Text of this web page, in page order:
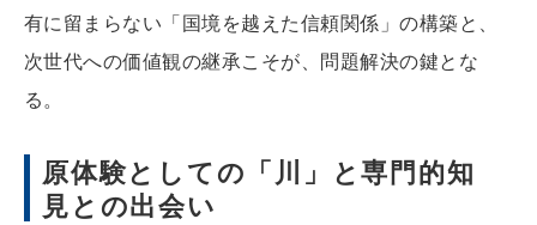
有に留まらない「国境を越えた信頼関係」の構築と、
次世代への価値観の継承こそが、問題解決の鍵とな
る。
原体験としての「川」と専門的知
見との出会い